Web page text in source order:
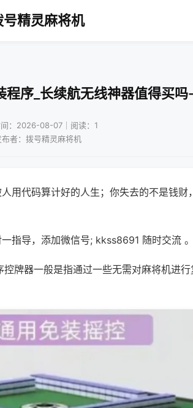
号精灵麻将机
程序_长续航无线神器值得买
：2026-08-07｜阅读：1
布者：拨号精灵麻将机
用代码算计好的人生；你失去的不是钱财
指导，添加微信号; kkss8691 随时交流 。
牌器一般是指通过一些无需对麻将机进